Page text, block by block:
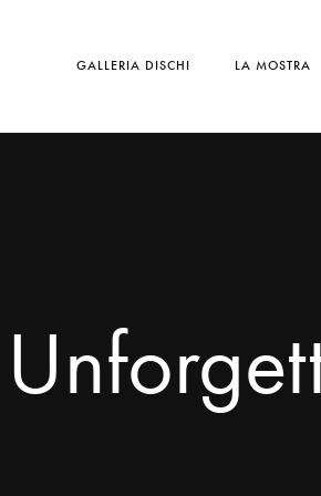
GALLERIA DISCHI LA MOSTRA